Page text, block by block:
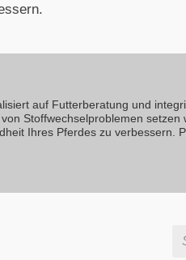
auf Futterberatung und
Stoffwechselproblemen setzen
Ihres Pferdes zu verbessern.